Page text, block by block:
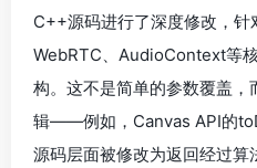
C++源码进行了深度修改，针
WebRTC、AudioContext等
构。这不是简单的参数覆盖，
辑——例如，Canvas API的
源码层面被修改为返回经过